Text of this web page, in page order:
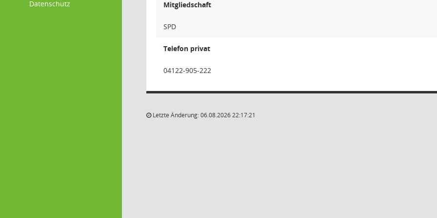
Datenschutz
Mitgliedschaft
SPD
Telefon privat
04122-905-222
Letzte Änderung: 06.08.2026 22:17:21